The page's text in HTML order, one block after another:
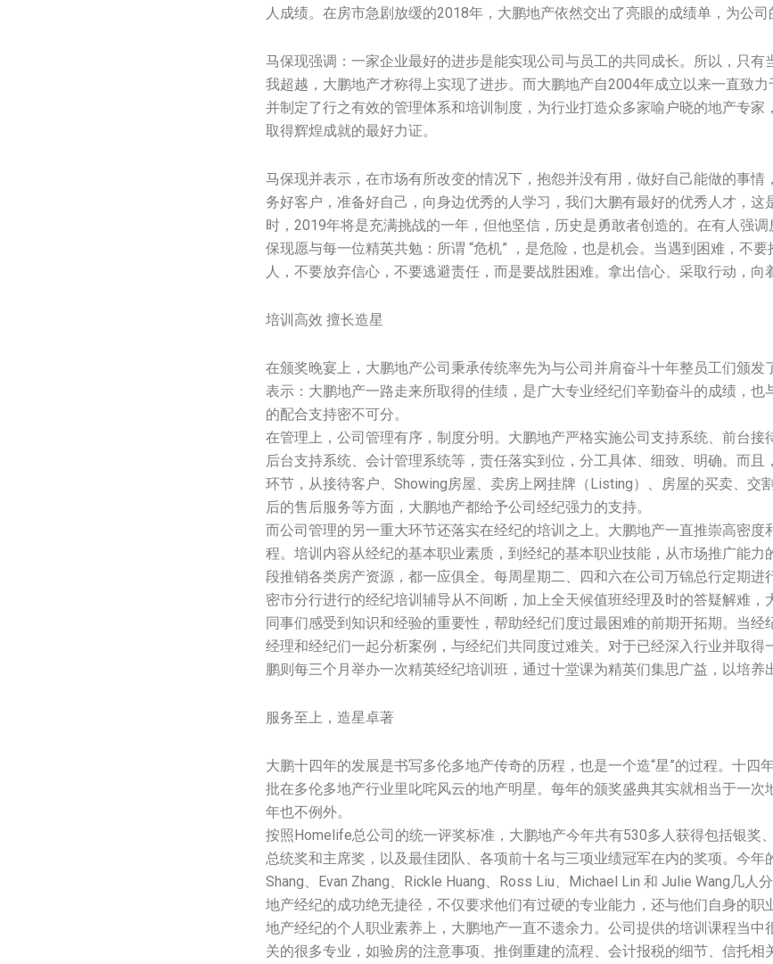
人成绩。在房市急剧放缓的2018年，大鹏地产依然交出了亮眼的成绩单，为公司
马保现强调：一家企业最好的进步是能实现公司与员工的共同成长。所以，只有
我超越，大鹏地产才称得上实现了进步。而大鹏地产自2004年成立以来一直致力
并制定了行之有效的管理体系和培训制度，为行业打造众多家喻户晓的地产专家
取得辉煌成就的最好力证。
马保现并表示，在市场有所改变的情况下，抱怨并没有用，做好自己能做的事情
务好客户，准备好自己，向身边优秀的人学习，我们大鹏有最好的优秀人才，这
时，2019年将是充满挑战的一年，但他坚信，历史是勇敢者创造的。在有人强
保现愿与每一位精英共勉：所谓 “危机” ，是危险，也是机会。当遇到困难，不
人，不要放弃信心，不要逃避责任，而是要战胜困难。拿出信心、采取行动，向
培训高效 擅长造星
在颁奖晚宴上，大鹏地产公司秉承传统率先为与公司并肩奋斗十年整员工们颁发
表示：大鹏地产一路走来所取得的佳绩，是广大专业经纪们辛勤奋斗的成绩，也
的配合支持密不可分。
在管理上，公司管理有序，制度分明。大鹏地产严格实施公司支持系统、前台接
后台支持系统、会计管理系统等，责任落实到位，分工具体、细致、明确。而且
环节，从接待客户、Showing房屋、卖房上网挂牌（Listing）、房屋的买卖、交
后的售后服务等方面，大鹏地产都给予公司经纪强力的支持。
而公司管理的另一重大环节还落实在经纪的培训之上。大鹏地产一直推崇高密度
程。培训内容从经纪的基本职业素质，到经纪的基本职业技能，从市场推广能力
段推销各类房产资源，都一应俱全。每周星期二、四和六在公司万锦总行定期进
密市分行进行的经纪培训辅导从不间断，加上全天候值班经理及时的答疑解难，
同事们感受到知识和经验的重要性，帮助经纪们度过最困难的前期开拓期。当经
经理和经纪们一起分析案例，与经纪们共同度过难关。对于已经深入行业并取得
鹏则每三个月举办一次精英经纪培训班，通过十堂课为精英们集思广益，以培养
服务至上，造星卓著
大鹏十四年的发展是书写多伦多地产传奇的历程，也是一个造“星”的过程。十四
批在多伦多地产行业里叱咤风云的地产明星。每年的颁奖盛典其实就相当于一次
年也不例外。
按照Homelife总公司的统一评奖标准，大鹏地产今年共有530多人获得包括银奖
总统奖和主席奖，以及最佳团队、各项前十名与三项业绩冠军在内的奖项。今年
Shang、Evan Zhang、Rickle Huang、Ross Liu、Michael Lin 和 Julie Wang几人
地产经纪的成功绝无捷径，不仅要求他们有过硬的专业能力，还与他们自身的职
地产经纪的个人职业素养上，大鹏地产一直不遗余力。公司提供的培训课程当中
关的很多专业，如验房的注意事项、推倒重建的流程、会计报税的细节、信托相